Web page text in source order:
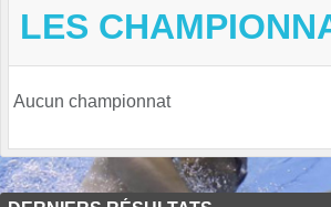
LES
Aucun championnat